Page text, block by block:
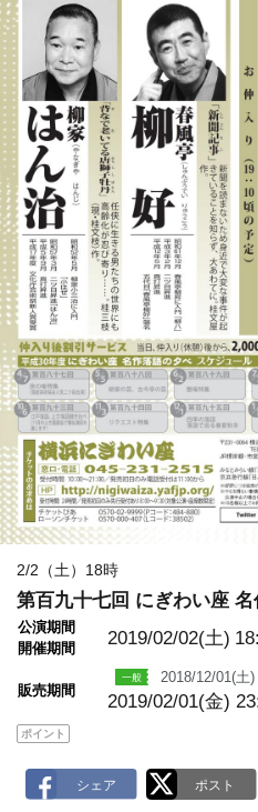
2/2（土）18時
第百九十七回 にぎわい座
公演期間
開催期間
2019/02/02(土)
販売期間
2018/12/01(土)
2019/02/01(金)
ポイント